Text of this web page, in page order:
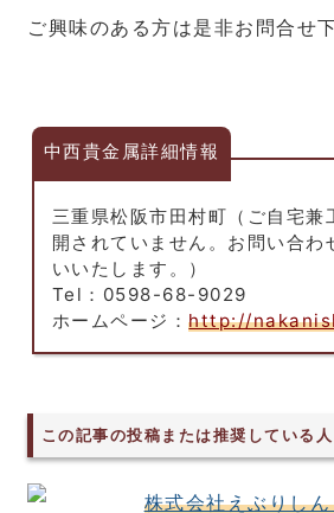
ご興味のある方は是非お問合せ下
中西貴金属詳細情報
三重県松阪市田村町（ご自宅兼
開されていません。お問い合わ
いいたします。）
Tel：0598-68-9029
ホームページ：http://
この記事の投稿または推奨している人
株式会社えぶりし